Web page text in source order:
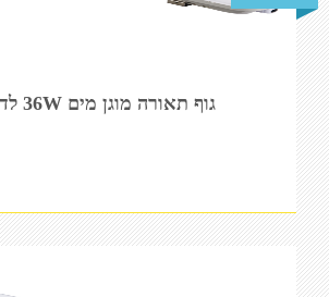
גוף תאורה מוגן מים 36W לד ניסקו